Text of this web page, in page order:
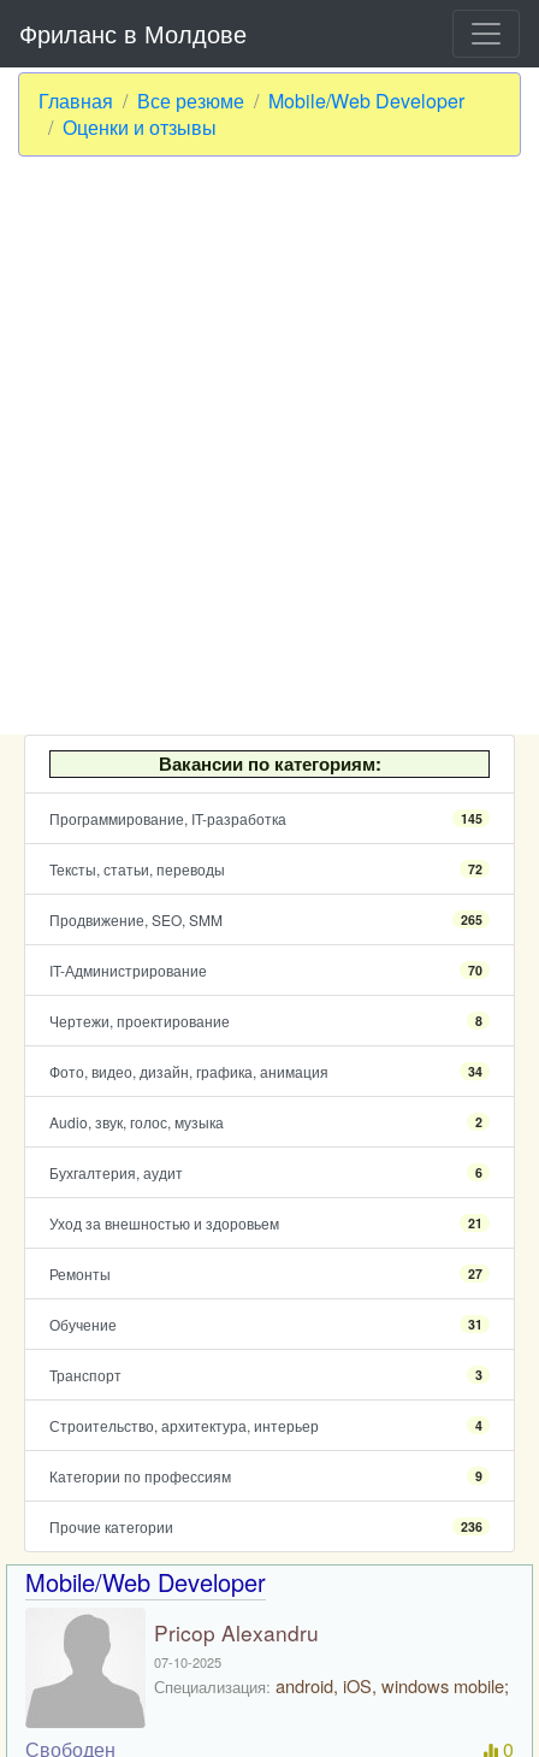
Фриланс в Молдове
Главная Все резюме
Mobile/Web Developer
Оценки и отзывы
Вакансии по категориям:
Программирование, IT-разработка 145
Тексты, статьи, переводы 72
Продвижение, SEO, SMM 265
IT-Администрирование 70
Чертежи, проектирование 8
Фото, видео, дизайн, графика, анимация 34
Audio, звук, голос, музыка 2
Бухгалтерия, аудит 6
Уход за внешностью и здоровьем 21
Ремонты 27
Обучение 31
Транспорт 3
Строительство, архитектура, интерьер 4
Категории по профессиям 9
Прочие категории 236
Mobile/Web Developer
Pricop Alexandru
07-10-2025
Специализация: android, iOS, windows mobile;
Свободен
0